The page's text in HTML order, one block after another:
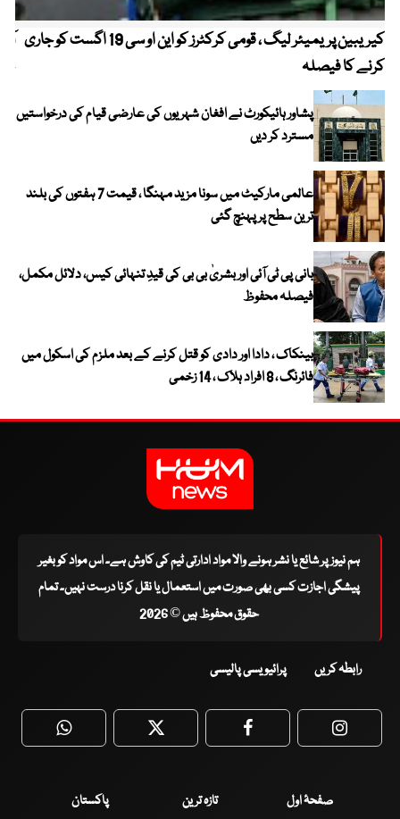
کیریبین پریمیئر لیگ ، قومی کرکٹرز کو این او سی 19 اگست کو جاری
کرنے کا فیصلہ
پشاور ہائیکورٹ نے افغان شہریوں کی عارضی قیام کی درخواستیں
مسترد کر دیں
عالمی مارکیٹ میں سونا مزید مہنگا ، قیمت 7 ہفتوں کی بلند
ترین سطح پر پہنچ گئی
بانی پی ٹی آئی اور بشریٰ بی بی کی قیدِ تنہائی کیس، دلائل مکمل،
فیصلہ محفوظ
بینکاک ، دادا اور دادی کو قتل کرنے کے بعد ملزم کی اسکول میں
فائرنگ ، 8 افراد ہلاک ، 14 زخمی
ہم نیوز پر شائع یا نشر ہونے والا مواد ادارتی ٹیم کی کاوش ہے۔ اس مواد کو بغیر
پیشگی اجازت کسی بھی صورت میں استعمال یا نقل کرنا درست نہیں۔ تمام
حقوق محفوظ ہیں © 2026
رابطہ کریں پرائیویسی پالیسی
WhatsApp Twitter Facebook
صفحۂ اول تازہ ترین
پاکستان